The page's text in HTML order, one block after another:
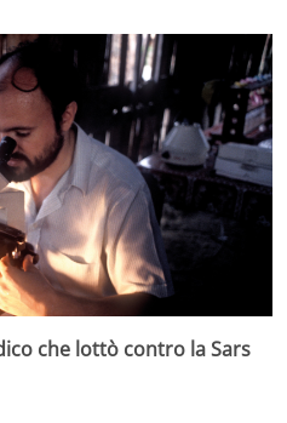
che lottò contro la Sars